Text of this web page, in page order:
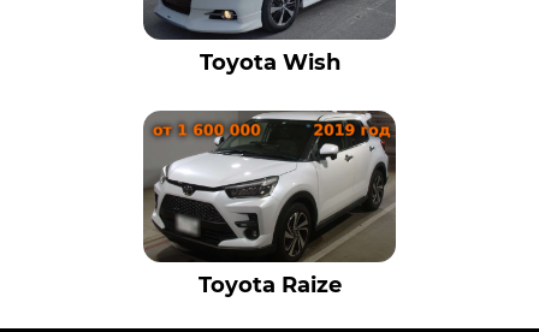
Toyota Wish
Toyota Raize